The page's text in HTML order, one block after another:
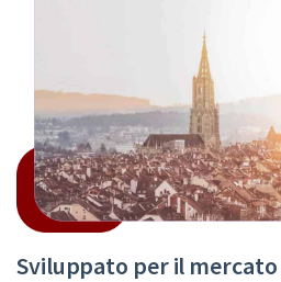
Sviluppato per il mercato